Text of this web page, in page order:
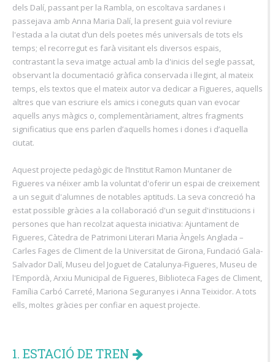
dels Dalí, passant per la Rambla, on escoltava sardanes i
passejava amb Anna Maria Dalí, la present guia vol reviure
l'estada a la ciutat d’un dels poetes més universals de tots els
temps; el recorregut es farà visitant els diversos espais,
contrastant la seva imatge actual amb la d'inicis del segle passat,
observant la documentació gràfica conservada i llegint, al mateix
temps, els textos que el mateix autor va dedicar a Figueres, aquells
altres que van escriure els amics i coneguts quan van evocar
aquells anys màgics o, complementàriament, altres fragments
significatius que ens parlen d’aquells homes i dones i d’aquella
ciutat.
Aquest projecte pedagògic de l’Institut Ramon Muntaner de
Figueres va néixer amb la voluntat d'oferir un espai de creixement
a un seguit d'alumnes de notables aptituds. La seva concreció ha
estat possible gràcies a la col·laboració d'un seguit d'institucions i
persones que han recolzat aquesta iniciativa: Ajuntament de
Figueres, Càtedra de Patrimoni Literari Maria Àngels Anglada –
Carles Fages de Climent de la Universitat de Girona, Fundació Gala-
Salvador Dalí, Museu del Joguet de Catalunya-Figueres, Museu de
l'Empordà, Arxiu Municipal de Figueres, Biblioteca Fages de Climent,
Família Carbó Carreté, Mariona Seguranyes i Anna Teixidor. A tots
ells, moltes gràcies per confiar en aquest projecte.
1. ESTACIÓ DE TREN